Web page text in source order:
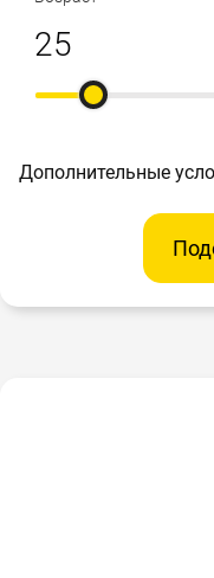
Дополнительные